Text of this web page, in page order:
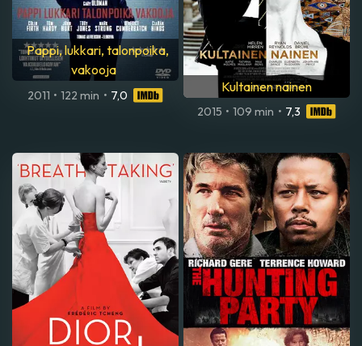
Pappi, lukkari, talonpoika,
vakooja
2011 • 122 min • 7,0
Kultainen nainen
2015 • 109 min • 7,3